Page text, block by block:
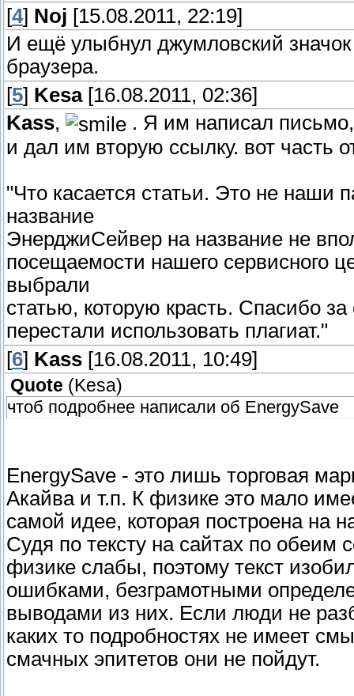
[4] Noj [15.08.2011, 22:19]
И ещё улыбнул джумловский
браузера.
[5] Kesa[16.08.2011, 02:36]
Kass,
. Я им написал
и дал им вторую ссылку. вот часть
"Что касается статьи. Это не наши
название
ЭнерджиСейвер на название не
посещаемости нашего сервисного
выбрали
статью, которую красть. Спасибо
перестали использовать плагиат."
[6] Kass [16.08.2011, 10:49]
Quote ( Kesa)
чтоб подробнее написали об EnergySave
EnergySave - это лишь торговая
Акайва и т.п. К физике это мало
самой идее, которая построена на
Судя по тексту на сайтах по
физике слабы, поэтому текст
ошибками, безграмотными
выводами из них. Если люди не
каких то подробностях не имеет
смачных эпитетов они не пойдут.